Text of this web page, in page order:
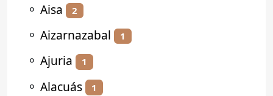
⚬ Aisa 2
⚬ Aizarnazabal 1
⚬ Ajuria 1
⚬ Alacuás 1